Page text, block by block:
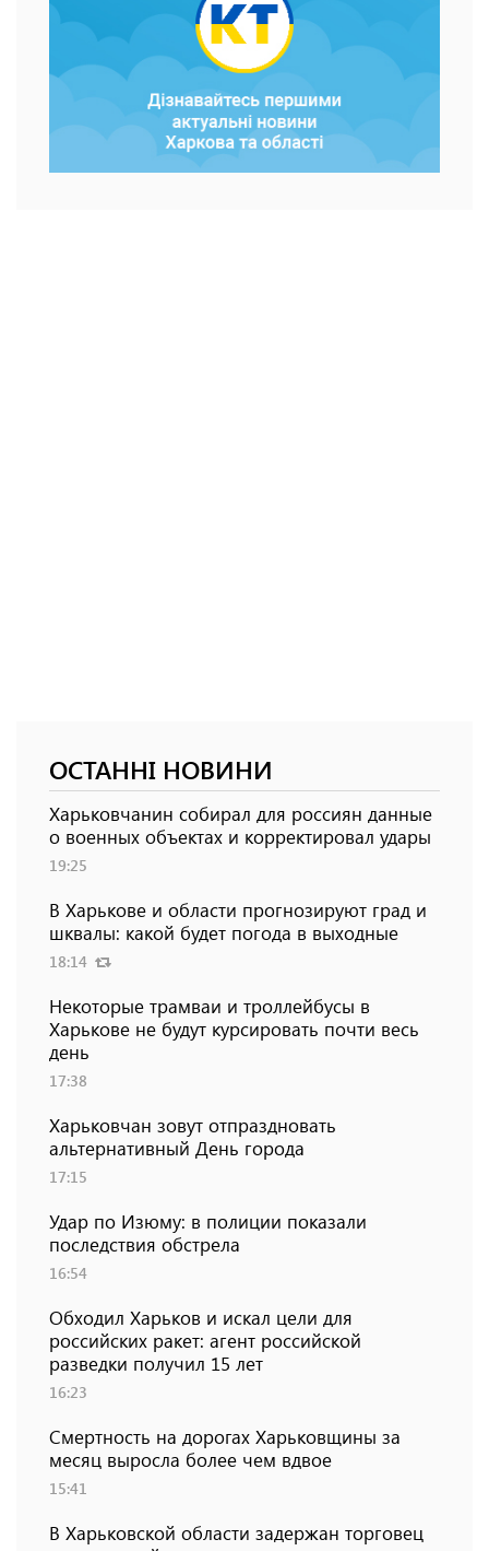
ОСТАННІ НОВИНИ
Харьковчанин собирал для россиян данные
о военных объектах и ​​корректировал удары
19:25
В Харькове и области прогнозируют град и
шквалы: какой будет погода в выходные
18:14
Некоторые трамваи и троллейбусы в
Харькове не будут курсировать почти весь
день
17:38
Харьковчан зовут отпраздновать
альтернативный День города
17:15
Удар по Изюму: в полиции показали
последствия обстрела
16:54
Обходил Харьков и искал цели для
российских ракет: агент российской
разведки получил 15 лет
16:23
Смертность на дорогах Харьковщины за
месяц выросла более чем вдвое
15:41
В Харьковской области задержан торговец